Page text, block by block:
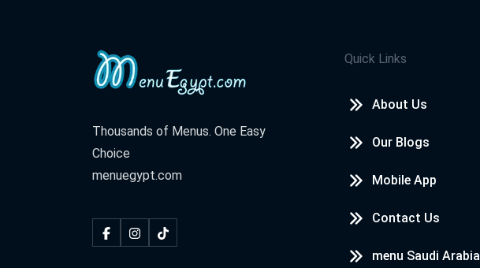
Thousands of Menus. One Easy
Choice
menuegypt.com
Quick Links
About Us
Our Blogs
Mobile App
Contact Us
menu Saudi Arabia